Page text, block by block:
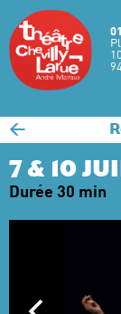
Aller au
<
7 & 10
Durée 30 min